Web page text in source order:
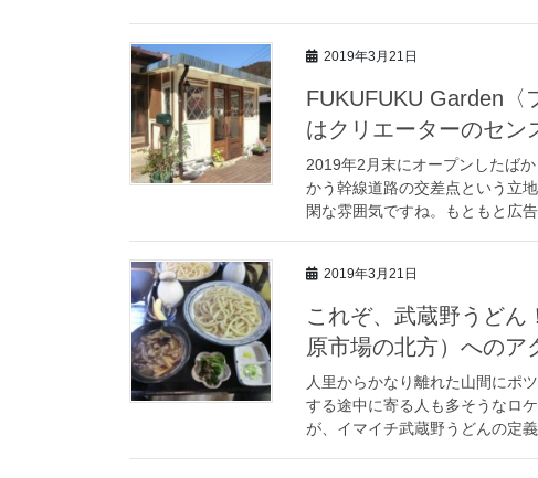
2019年3月21日
FUKUFUKU Garden〈
はクリエーターのセン
2019年2月末にオープンしたば
かう幹線道路の交差点という立
閑な雰囲気ですね。もともと広
2019年3月21日
これぞ、武蔵野うどん
原市場の北方）へのア
人里からかなり離れた山間にポ
する途中に寄る人も多そうなロ
が、イマイチ武蔵野うどんの定